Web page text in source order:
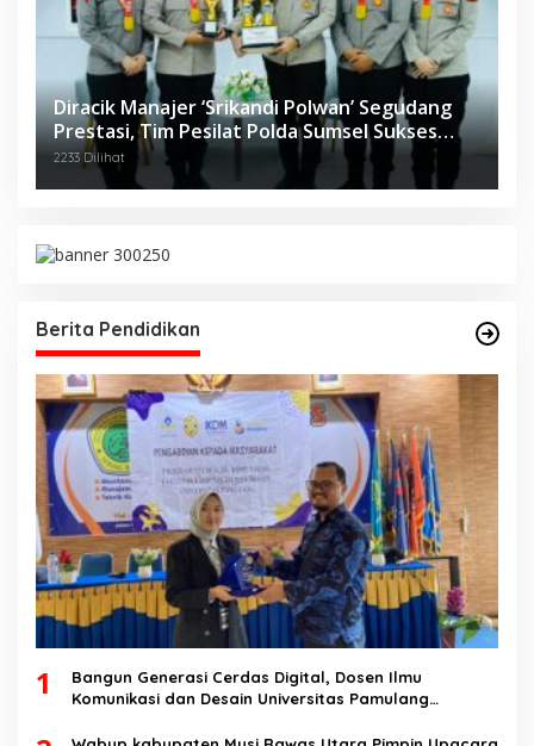
Diracik Manajer ‘Srikandi Polwan’ Segudang
Prestasi, Tim Pesilat Polda Sumsel Sukses
Diajang Kejurnas Menpora Cup II 2024
2233 Dilihat
Berita Pendidikan
1
Bangun Generasi Cerdas Digital, Dosen Ilmu
Komunikasi dan Desain Universitas Pamulang
Speech di SMK Ikhlas Jawilan